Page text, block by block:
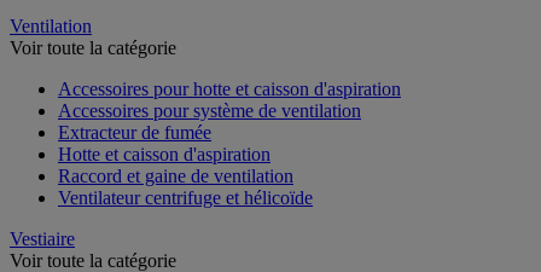
Ventilation
Voir toute la catégorie
Accessoires pour hotte et caisson d'aspiration
Accessoires pour système de ventilation
Extracteur de fumée
Hotte et caisson d'aspiration
Raccord et gaine de ventilation
Ventilateur centrifuge et hélicoïde
Vestiaire
Voir toute la catégorie